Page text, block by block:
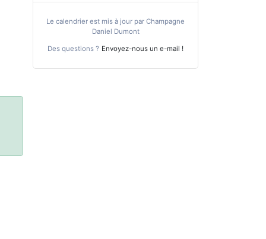
Le calendrier est mis à jour par Champagne
Daniel Dumont
Des questions ? Envoyez-nous un e-mail !